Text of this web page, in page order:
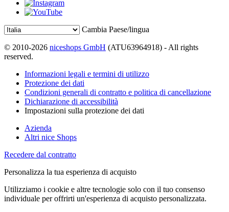
Cambia Paese/lingua
© 2010-2026 niceshops GmbH (ATU63964918) - All rights
reserved.
Informazioni legali e termini di utilizzo
Protezione dei dati
Condizioni generali di contratto e politica di cancellazione
Dichiarazione di accessibilità
Impostazioni sulla protezione dei dati
Azienda
Altri nice Shops
Recedere dal contratto
Personalizza la tua esperienza di acquisto
Utilizziamo i cookie e altre tecnologie solo con il tuo consenso
individuale per offrirti un'esperienza di acquisto personalizzata.